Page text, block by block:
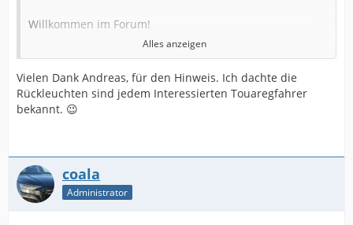
Willkommen im Forum!
@ Robert und didi:
den 7P im Stile des CR:
https://de.dhgate.com/product/for-to…
1067566553.html
Alles anzeigen
Vielen Dank Andreas, für den Hinweis. Ich dachte die
Rückleuchten sind jedem Interessierten Touaregfahrer
bekannt. 😉
coala
Administrator